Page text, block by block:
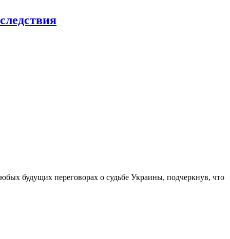
будущих переговорах о судьбе Украины, подчеркнув, что